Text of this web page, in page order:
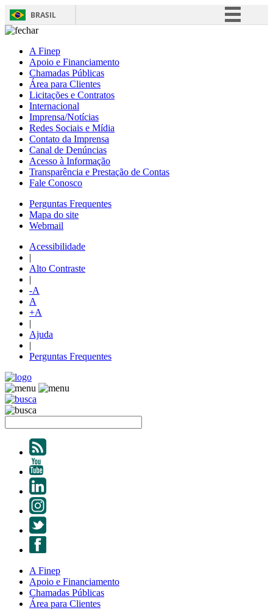
BRASIL
A Finep
Apoio e Financiamento
Chamadas Públicas
Área para Clientes
Licitações e Contratos
Internacional
Imprensa/Notícias
Redes Sociais e Mídia
Contato da Imprensa
Canal de Denúncias
Acesso à Informação
Transparência e Prestação de Contas
Fale Conosco
Perguntas Frequentes
Mapa do site
Webmail
Acessibilidade
|
Alto Contraste
|
-A
A
+A
|
Ajuda
|
Perguntas Frequentes
A Finep
Apoio e Financiamento
Chamadas Públicas
Área para Clientes